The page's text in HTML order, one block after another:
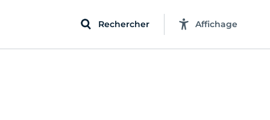
Rechercher Affichage